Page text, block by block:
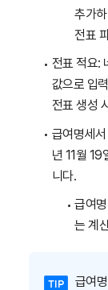
추가
전표
전표 적요:
값으로 입
전표 생성
급여명세
년 11월 19
니다.
급여
는 계
급여